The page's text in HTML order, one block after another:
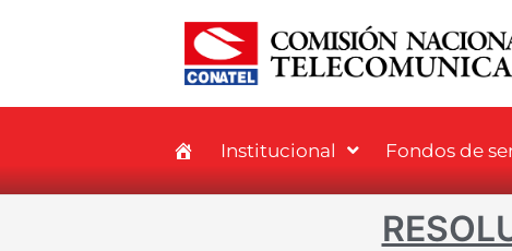
Institucional Fondos de